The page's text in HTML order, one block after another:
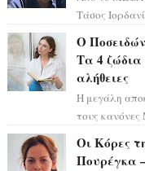
Τάσος
Ο
Τα 4 ζώδια
αλήθειες
Η μεγάλη
τους κανόνες
Οι Κόρες
Πουρέγκα